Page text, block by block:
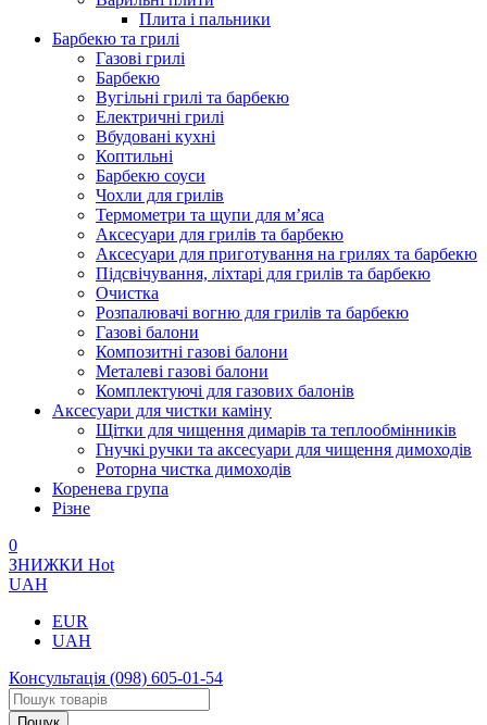
Плита і пальники
Барбекю та грилі
Газові грилі
Барбекю
Вугільні грилі та барбекю
Електричні грилі
Вбудовані кухні
Коптильні
Барбекю соуси
Чохли для грилів
Термометри та щупи для м’яса
Аксесуари для грилів та барбекю
Аксесуари для приготування на грилях та барбекю
Підсвічування, ліхтарі для грилів та барбекю
Очистка
Розпалювачі вогню для грилів та барбекю
Газові балони
Композитні газові балони
Металеві газові балони
Комплектуючі для газових балонів
Аксесуари для чистки каміну
Щітки для чищення димарів та теплообмінників
Гнучкі ручки та аксесуари для чищення димоходів
Роторна чистка димоходів
Коренева група
Різне
0
ЗНИЖКИ Hot
UAH
EUR
UAH
Консультація (098) 605-01-54